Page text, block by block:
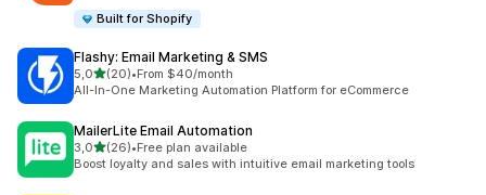
Built for Shopify
Flashy: Email Marketing & SMS
5,0/ 5 tähteä
(20)
20 arvostelua yhteensä
•From $40/month
All-In-One Marketing Automation Platform for eCommerce
MailerLite Email Automation
3,0/ 5 tähteä
(26)
26 arvostelua yhteensä
•Free plan available
Boost loyalty and sales with intuitive email marketing tools